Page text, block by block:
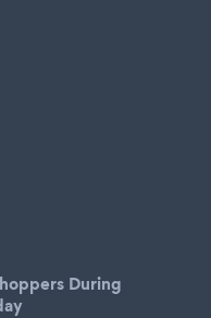
During